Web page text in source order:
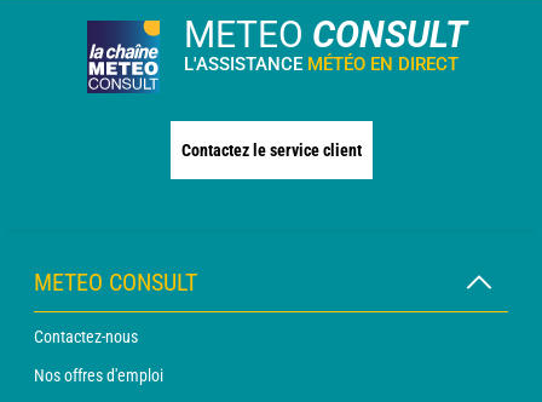
METEO CONSULT
L'ASSISTANCE MÉTÉO EN DIRECT
Contactez le service client
METEO CONSULT
Contactez-nous
Nos offres d'emploi